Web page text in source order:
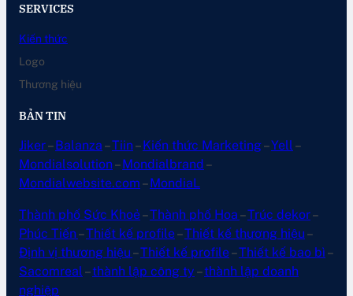
SERVICES
Kiến thức
Logo
Thương hiệu
BẢN TIN
Jiker–Balanza –Tiin–Kiến thức Marketing–Yell –
Mondialsolution–Mondialbrand –
Mondialwebsite.com –MondiaL
Thành phố Sức Khoẻ–Thành phố Hoa –Trúc dekor–
Phúc Tiến–Thiết kế profile–Thiết kế thương hiệu –
Định vị thương hiệu –Thiết kế profile–Thiết kế bao bì –
Sacomreal –thành lập công ty –thành lập doanh
nghiệp